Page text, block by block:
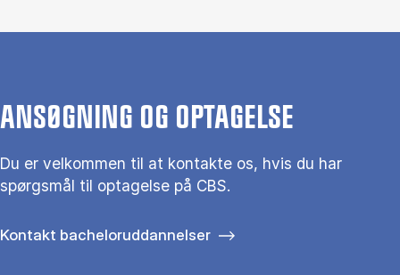
ANSØGNING OG OPTAGELSE
Du er vel­kom­men til at kon­tak­te os, hvis du har
spørgs­mål til op­ta­gel­se på CBS.
Kontakt bacheloruddannelser